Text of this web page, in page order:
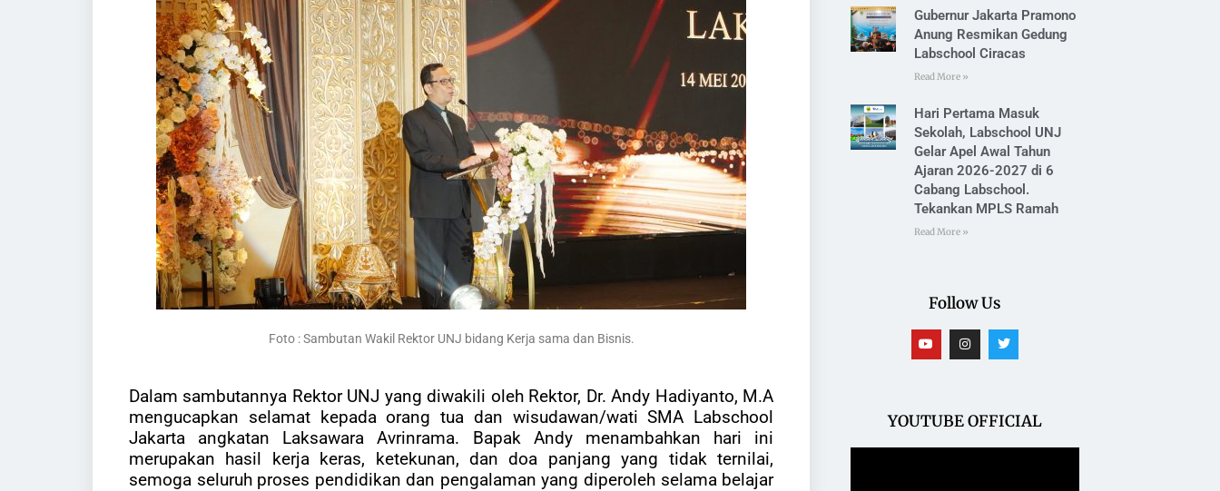
Foto :Sambutan Wakil Rektor UNJ bidang Kerja sama dan Bisnis.
Dalam sambutannya Rektor UNJ yang diwakili oleh Rektor, Dr. Andy Hadiyanto, M.A
mengucapkan selamat kepada orang tua dan wisudawan/wati SMA Labschool
Jakarta angkatan Laksawara Avrinrama. Bapak Andy menambahkan hari ini
merupakan hasil kerja keras, ketekunan, dan doa panjang yang tidak ternilai,
semoga seluruh proses pendidikan dan pengalaman yang diperoleh selama belajar
Gubernur Jakarta Pramono
Anung Resmikan Gedung
Labschool Ciracas
Read More »
Hari Pertama Masuk
Sekolah, Labschool UNJ
Gelar Apel Awal Tahun
Ajaran 2026-2027 di 6
Cabang Labschool.
Tekankan MPLS Ramah
Read More »
Follow Us
YOUTUBE OFFICIAL